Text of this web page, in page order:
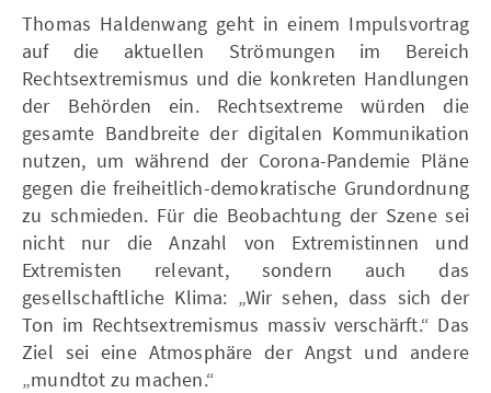
Thomas Haldenwang geht in einem Impulsvortrag
auf die aktuellen Strömungen im Bereich
Rechtsextremismus und die konkreten Handlungen
der Behörden ein. Rechtsextreme würden die
gesamte Bandbreite der digitalen Kommunikation
nutzen, um während der Corona-Pandemie Pläne
gegen die freiheitlich-demokratische Grundordnung
zu schmieden. Für die Beobachtung der Szene sei
nicht nur die Anzahl von Extremistinnen und
Extremisten relevant, sondern auch das
gesellschaftliche Klima: „Wir sehen, dass sich der
Ton im Rechtsextremismus massiv verschärft.“ Das
Ziel sei eine Atmosphäre der Angst und andere
„mundtot zu machen.“